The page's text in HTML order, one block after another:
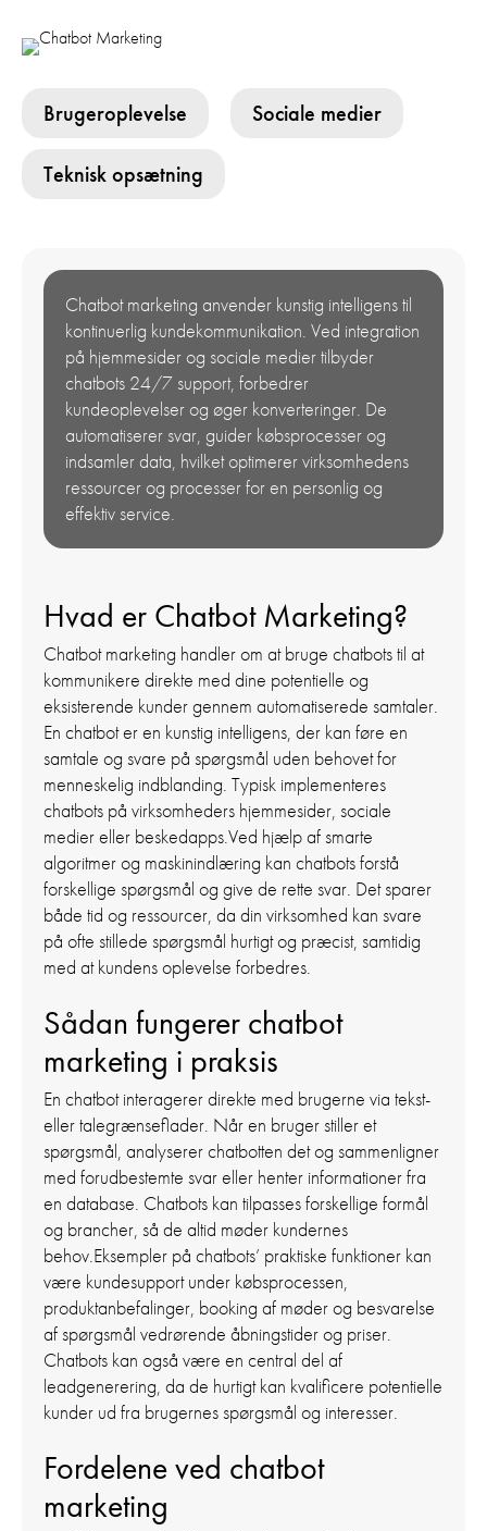
Brugeroplevelse Sociale medier
Teknisk opsætning
Chatbot marketing anvender kunstig intelligens til
kontinuerlig kundekommunikation. Ved integration
på hjemmesider og sociale medier tilbyder
chatbots 24/7 support, forbedrer
kundeoplevelser og øger konverteringer. De
automatiserer svar, guider købsprocesser og
indsamler data, hvilket optimerer virksomhedens
ressourcer og processer for en personlig og
effektiv service.
Hvad er Chatbot Marketing?
Chatbot marketing handler om at bruge chatbots til at
kommunikere direkte med dine potentielle og
eksisterende kunder gennem automatiserede samtaler.
En chatbot er en kunstig intelligens, der kan føre en
samtale og svare på spørgsmål uden behovet for
menneskelig indblanding. Typisk implementeres
chatbots på virksomheders hjemmesider, sociale
medier eller beskedapps.Ved hjælp af smarte
algoritmer og maskinindlæring kan chatbots forstå
forskellige spørgsmål og give de rette svar. Det sparer
både tid og ressourcer, da din virksomhed kan svare
på ofte stillede spørgsmål hurtigt og præcist, samtidig
med at kundens oplevelse forbedres.
Sådan fungerer chatbot
marketing i praksis
En chatbot interagerer direkte med brugerne via tekst-
eller talegrænseflader. Når en bruger stiller et
spørgsmål, analyserer chatbotten det og sammenligner
med forudbestemte svar eller henter informationer fra
en database. Chatbots kan tilpasses forskellige formål
og brancher, så de altid møder kundernes
behov.Eksempler på chatbots’ praktiske funktioner kan
være kundesupport under købsprocessen,
produktanbefalinger, booking af møder og besvarelse
af spørgsmål vedrørende åbningstider og priser.
Chatbots kan også være en central del af
leadgenerering, da de hurtigt kan kvalificere potentielle
kunder ud fra brugernes spørgsmål og interesser.
Fordelene ved chatbot
marketing